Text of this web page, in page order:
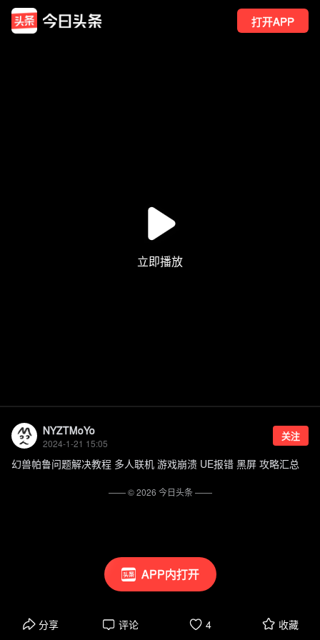
打开APP
APP内打开
NYZTMoYo
2024-1-21 15:05
关注
幻兽帕鲁问题解决教程 多人联机 游戏崩溃 UE报错 黑屏 攻略汇总
分享 评论 4 收藏
—— ©2026 今日头条——